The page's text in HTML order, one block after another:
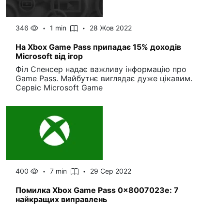
346 1 min 28 Жов 2022
На Xbox Game Pass припадає 15% доходів
Microsoft від ігор
Філ Спенсер надає важливу інформацію про
Game Pass. Майбутнє виглядає дуже цікавим.
Сервіс Microsoft Game
400 7 min 29 Сер 2022
Помилка Xbox Game Pass 0x8007023e: 7
найкращих виправлень